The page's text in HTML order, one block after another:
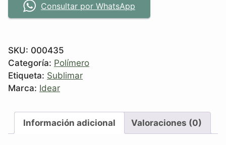
Consultar por WhatsApp
SKU: 000435
Categoría: Polímero
Etiqueta: Sublimar
Marca: Idear
Información adicional Valoraciones (0)